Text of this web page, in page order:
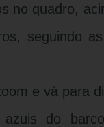
no quadro,
seguindo
e vá para
azuis do